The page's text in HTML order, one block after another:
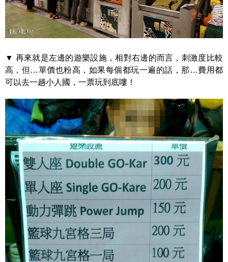
▼ 再來就是左邊的遊樂設施，相對右邊的而言，刺激度比較
高，但…單價也粉高，如果每個都玩一遍的話，那…費用都
可以去一趟小人國，一票玩到底嘍！